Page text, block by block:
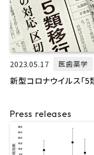
2023.05.17 医歯薬学
新型コロナウイルス「5
Press releases